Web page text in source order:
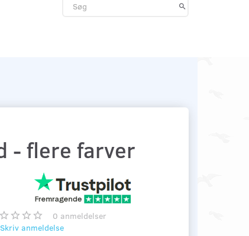
- flere farver
0 anmeldelser
Skriv anmeldelse